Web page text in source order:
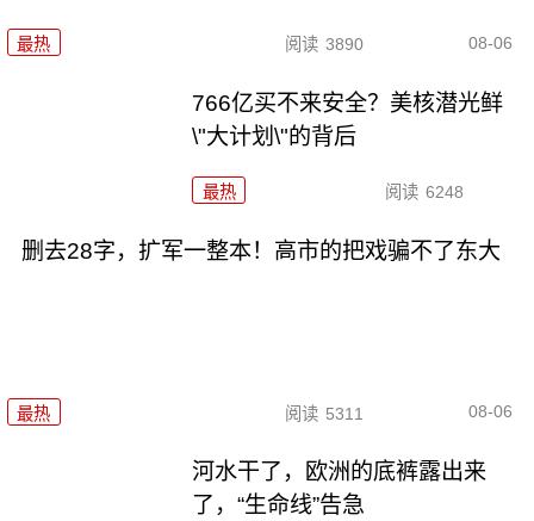
最热 阅读 3890 08-06
766亿买不来安全？美核潜光鲜
\"大计划\"的背后
最热 阅读 6248
删去28字，扩军一整本！高市的把戏骗不了东大
最热 阅读 5311 08-06
河水干了，欧洲的底裤露出来
了，“生命线”告急